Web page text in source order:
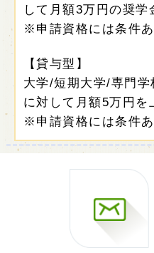
して月額3万円の奨学
※申請資格には条件あ
【貸与型】
大学/短期大学/専門
に対して月額5万円を
※申請資格には条件あ